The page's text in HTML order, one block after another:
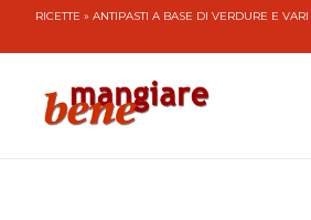
RICETTE » ANTIPASTI A BASE DI VERDURE E VARI